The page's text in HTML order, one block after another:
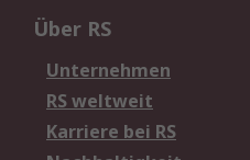
Über RS
Unternehmen
RS weltweit
Karriere bei RS